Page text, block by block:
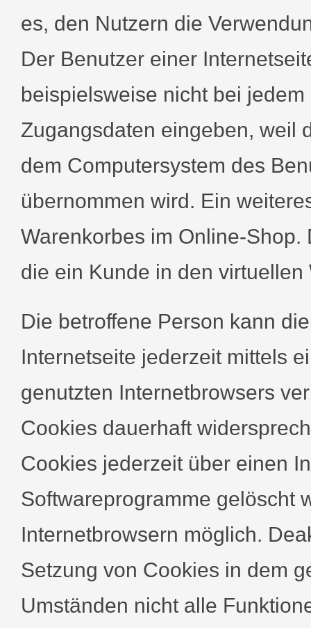
es, den Nutzern die
Der Benutzer einer
beispielsweise nicht bei
Zugangsdaten eingeben, weil
dem Computersystem des
übernommen wird. Ein
Warenkorbes im Online-
die ein Kunde in den
Die betroffene Person kann
Internetseite jederzeit mittels
genutzten Internetbrowsers
Cookies dauerhaft
Cookies jederzeit über einen
Softwareprogramme gelöscht
Internetbrowsern möglich.
Setzung von Cookies in dem
Umständen nicht alle